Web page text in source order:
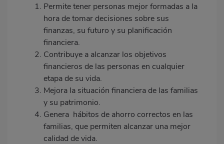
Permite tener personas mejor formadas a la
hora de tomar decisiones sobre sus
finanzas, su futuro y su planificación
financiera.
Contribuye a alcanzar los objetivos
financieros de las personas en cualquier
etapa de su vida.
Mejora la situación financiera de las familias
y su patrimonio.
Genera hábitos de ahorro correctos en las
familias, que permiten alcanzar una mejor
calidad de vida.